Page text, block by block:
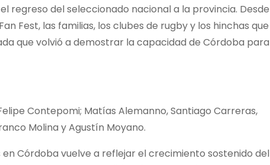
regreso del seleccionado nacional a la provincia. Desde
Fest, las familias, los clubes de rugby y los hinchas que
que volvió a demostrar la capacidad de Córdoba para
Contepomi; Matías Alemanno, Santiago Carreras,
Molina y Agustín Moyano.
Córdoba vuelve a reflejar el crecimiento sostenido del